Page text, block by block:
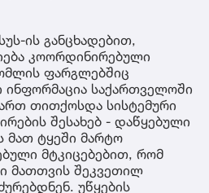
ის განცხადებით,
კოორდინირებული
ფარგლებშიც
საქართველოში
თითქოსდა სისტემური
შესახებ - დაწყებული
ტყეში მარტო
მტკიცებებით, რომ
მათთვის შეკვეთილ
უწყების